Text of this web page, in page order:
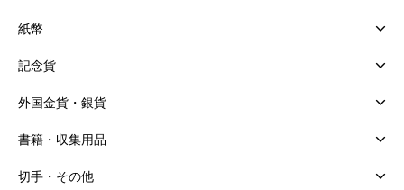
紙幣
記念貨
外国金貨・銀貨
書籍・収集用品
切手・その他